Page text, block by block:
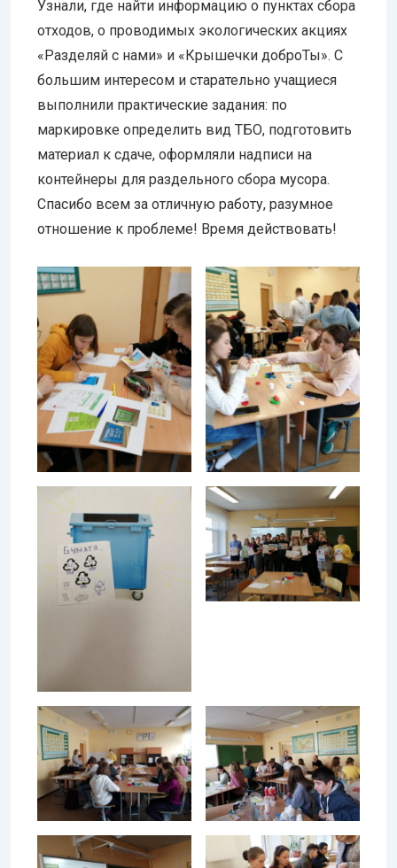
Узнали, где найти информацию о пунктах сбора
отходов, о проводимых экологических акциях
«Разделяй с нами» и «Крышечки доброТы». С
большим интересом и старательно учащиеся
выполнили практические задания: по
маркировке определить вид ТБО, подготовить
материал к сдаче, оформляли надписи на
контейнеры для раздельного сбора мусора.
Спасибо всем за отличную работу, разумное
отношение к проблеме! Время действовать!